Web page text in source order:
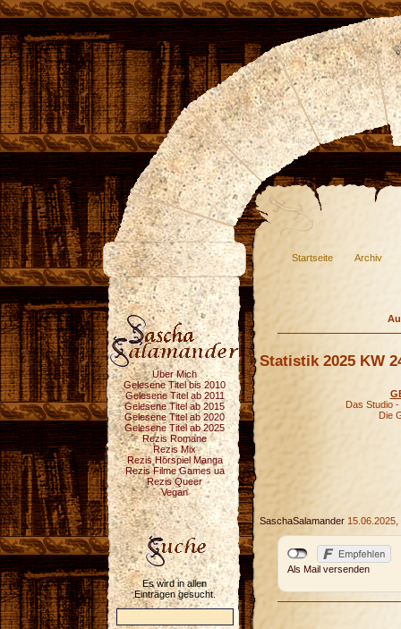
Startseite Archiv
Über Mich
Gelesene Titel bis 2010
Gelesene Titel ab 2011
Gelesene Titel ab 2015
Gelesene Titel ab 2020
Gelesene Titel ab 2025
Rezis Romane
Rezis Mix
Rezis Hörspiel Manga
Rezis Filme Games ua
Rezis Queer
Vegan
Es wird in allen
Einträgen gesucht.
Statistik 2025 KW
Das Studio
Die
SaschaSalamander 15.06.2025,
Als Mail versenden